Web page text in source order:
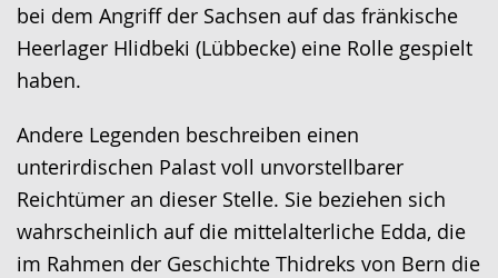
bei dem Angriff der Sachsen auf das fränkische
Heerlager Hlidbeki (Lübbecke) eine Rolle gespielt
haben.
Andere Legenden beschreiben einen
unterirdischen Palast voll unvorstellbarer
Reichtümer an dieser Stelle. Sie beziehen sich
wahrscheinlich auf die mittelalterliche Edda, die
im Rahmen der Geschichte Thidreks von Bern die